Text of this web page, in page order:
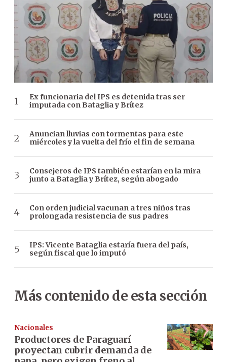
Ex funcionaria del IPS es detenida tras ser
imputada con Bataglia y Brítez
Anuncian lluvias con tormentas para este
miércoles y la vuelta del frío el fin de semana
Consejeros de IPS también estarían en la mira
junto a Bataglia y Brítez, según abogado
Con orden judicial vacunan a tres niños tras
prolongada resistencia de sus padres
IPS: Vicente Bataglia estaría fuera del país,
según fiscal que lo imputó
Más contenido de esta sección
Nacionales
Productores de Paraguarí
proyectan cubrir demanda de